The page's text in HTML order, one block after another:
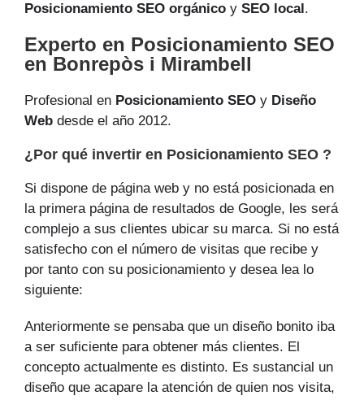
Posicionamiento SEO orgánico y SEO local .
Experto en Posicionamiento SEO
en Bonrepòs i Mirambell
Profesional en Posicionamiento SEO y Diseño
Web desde el año 2012.
¿Por qué invertir en Posicionamiento SEO ?
Si dispone de página web y no está posicionada en
la primera página de resultados de Google, les será
complejo a sus clientes ubicar su marca. Si no está
satisfecho con el número de visitas que recibe y
por tanto con su posicionamiento y desea lea lo
siguiente:
Anteriormente se pensaba que un diseño bonito iba
a ser suficiente para obtener más clientes. El
concepto actualmente es distinto. Es sustancial un
diseño que acapare la atención de quien nos visita,